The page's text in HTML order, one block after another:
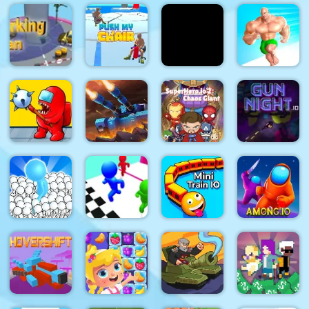
Masha and
the Bear:
Meadows
Imperor.io
Sausage
Run
Parking
Man
Push My
Chair
Snowball
Racing
Muscles
Rush
Impostor.io TankWar.io
SuperHero.io
2 Chaos
Giant
GUN
NIGHT.IO
Merge And
Invade
Stickman
Race 3D
Mini Train io Among.io